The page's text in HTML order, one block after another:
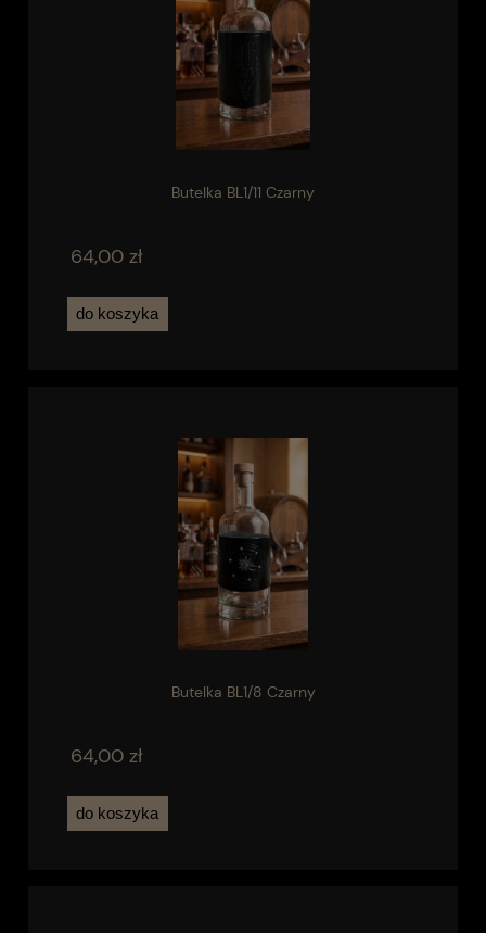
Butelka BL1/11 Czarny
64,00 zł
do koszyka
Butelka BL1/8 Czarny
64,00 zł
do koszyka